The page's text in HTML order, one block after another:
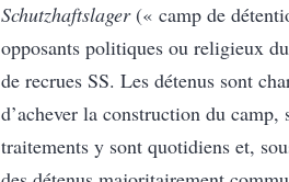
Schutzhaftslager (« camp de
opposants politiques ou religieux
de recrues SS. Les détenus sont
d’achever la construction du
traitements y sont quotidiens et,